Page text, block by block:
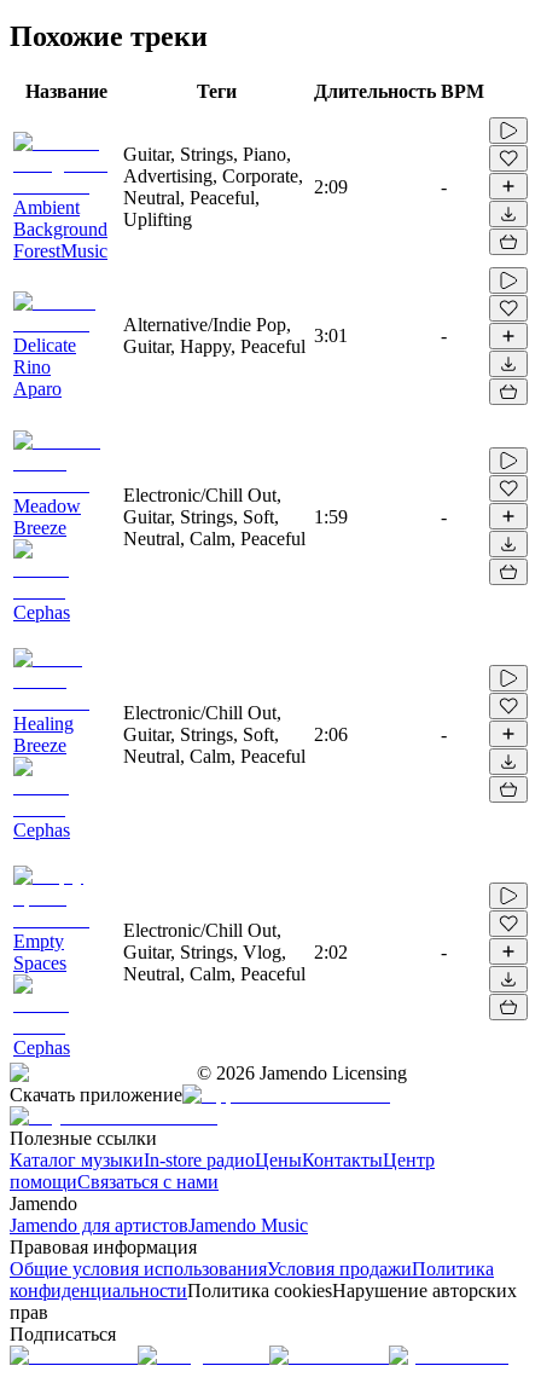
Похожие треки
Название Теги Длительность BPM
Ambient
Background
ForestMusic
Guitar, Strings, Piano,
Advertising, Corporate,
Neutral, Peaceful,
Uplifting
2:09 -
Delicate
Rino
Aparo
Alternative/Indie Pop,
Guitar, Happy, Peaceful
3:01 -
Meadow
Breeze
Cephas
Electronic/Chill Out,
Guitar, Strings, Soft,
Neutral, Calm, Peaceful
1:59 -
Healing
Breeze
Cephas
Electronic/Chill Out,
Guitar, Strings, Soft,
Neutral, Calm, Peaceful
2:06 -
Empty
Spaces
Cephas
Electronic/Chill Out,
Guitar, Strings, Vlog,
Neutral, Calm, Peaceful
2:02 -
© 2026 Jamendo Licensing
Скачать приложение
Полезные ссылки
Каталог музыкиIn-store радиоЦеныКонтактыЦентр
помощиСвязаться с нами
Jamendo
Jamendo для артистовJamendo Music
Правовая информация
Общие условия использованияУсловия продажиПолитика
конфиденциальностиПолитика cookiesНарушение авторских
прав
Подписаться